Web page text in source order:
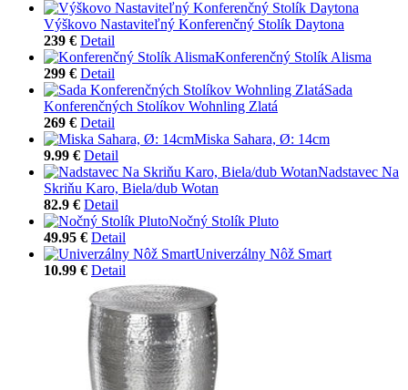
Výškovo Nastaviteľný Konferenčný Stolík Daytona
239 € Detail
Konferenčný Stolík Alisma
299 € Detail
Sada
Konferenčných Stolíkov Wohnling Zlatá
269 € Detail
Miska Sahara, Ø: 14cm
9.99 € Detail
Nadstavec Na
Skriňu Karo, Biela/dub Wotan
82.9 € Detail
Nočný Stolík Pluto
49.95 € Detail
Univerzálny Nôž Smart
10.99 € Detail